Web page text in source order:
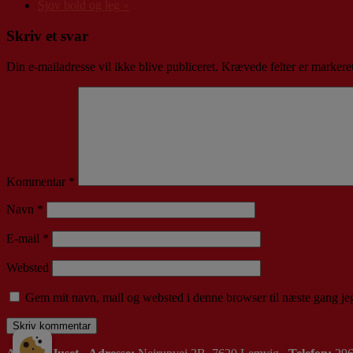
Skriv et svar
Din e-mailadresse vil ikke blive publiceret. Krævede felter er
Kommentar *
Navn *
E-mail *
Websted
Gem mit navn, mail og websted i denne browser til næste gang